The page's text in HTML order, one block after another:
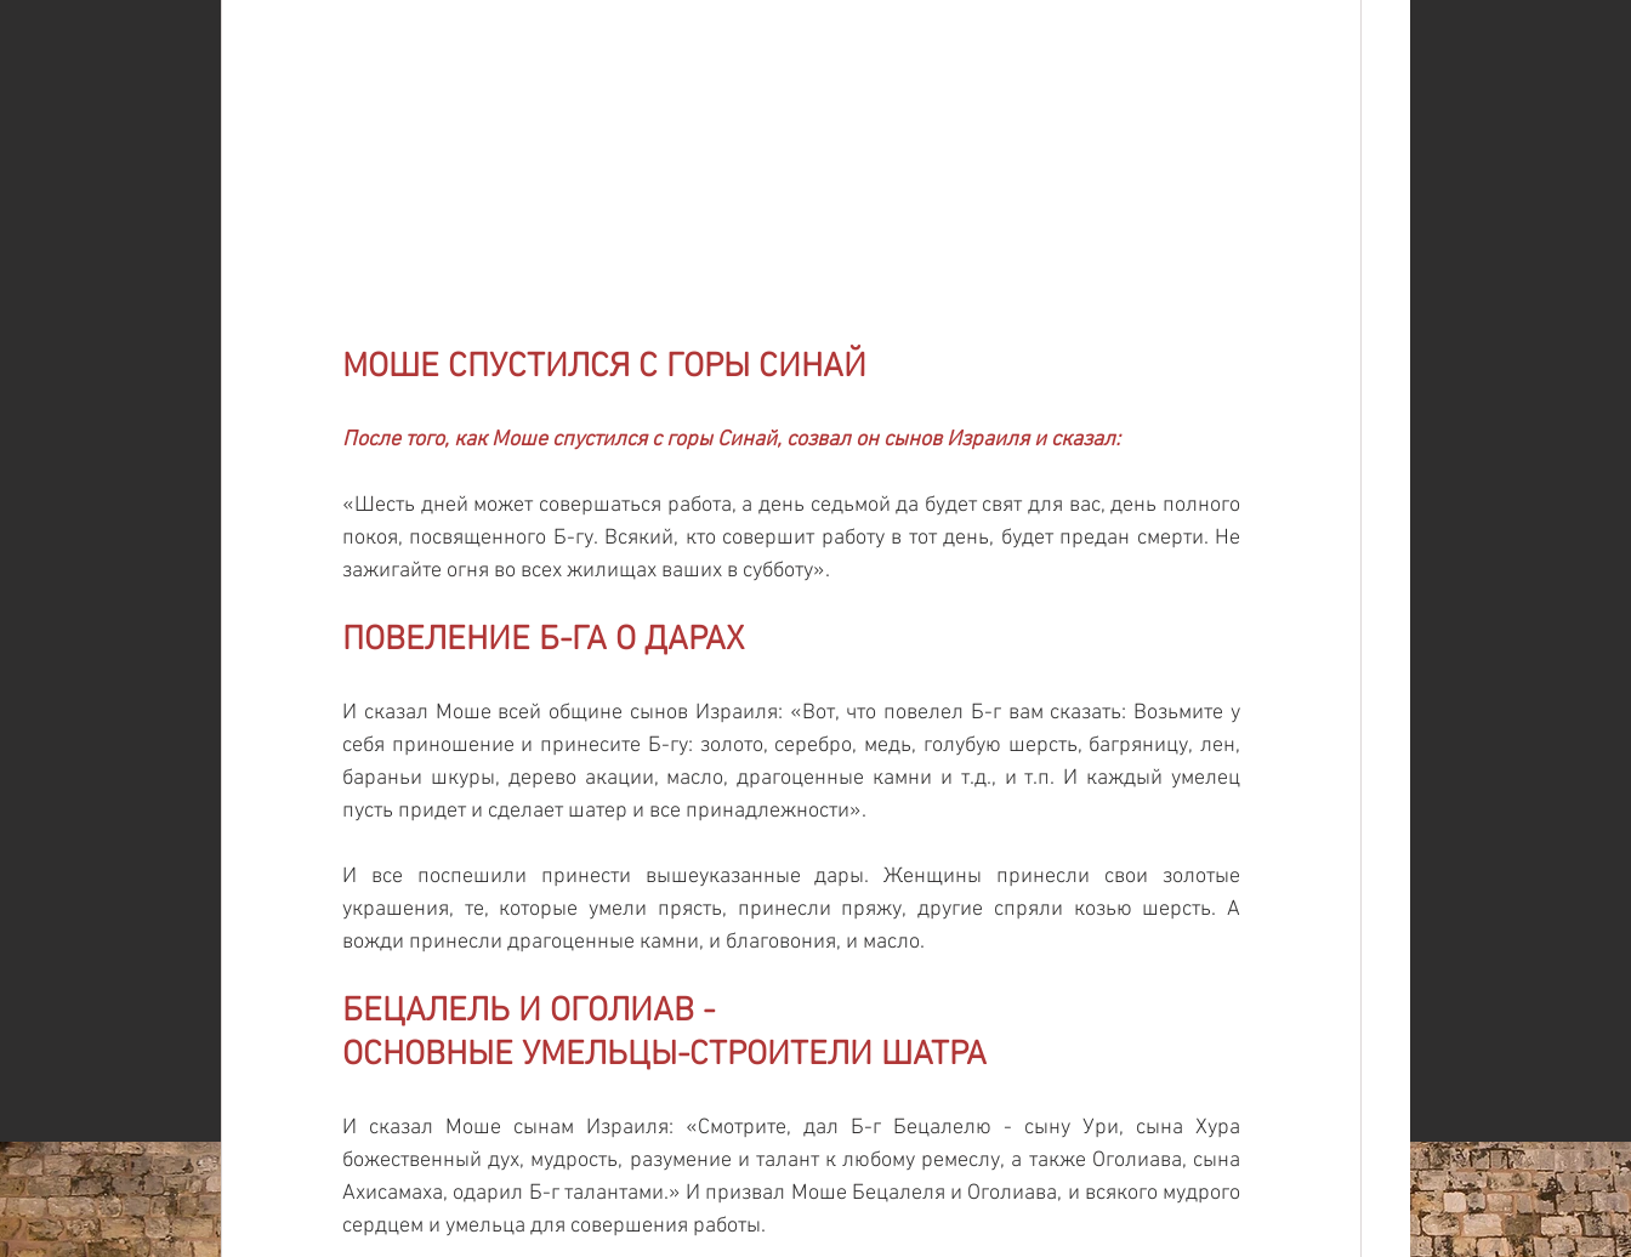
МОШЕ СПУСТИЛСЯ С ГОРЫ СИНАЙ
После того, как Моше спустился с горы Синай, созвал он сынов Израиля и сказал:
«Шесть дней может совершаться работа, а день седьмой да будет свят для вас, день полного
покоя, посвященного Б-гу. Всякий, кто совершит работу в тoт день, будет предан смерти. Не
зажигайте огня во всех жилищах ваших в субботу».
ПОВЕЛЕНИЕ Б-ГА О ДАРАХ
И сказал Моше всей общине сынов Израиля: «Вот, что повелел Б-г вам сказать: Возьмите у
себя приношение и принесите Б-гу: золото, серебро, медь, голубую шерсть, багряницу, лен,
бараньи шкуры, дерево акации, масло, драгоценные камни и т.д., и т.п. И каждый умелец
пусть придет и сделает шатер и все принадлежности».
И все поспешили принести вышеуказанные дары. Женщины принесли свои золотые
украшения, те, которые умели прясть, принесли пряжу, другие спряли козью шерсть. А
вожди принесли драгоценные камни, и благовония, и масло.
БЕЦАЛЕЛЬ И ОГОЛИАВ -
ОСНОВНЫЕ УМЕЛЬЦЫ-СТРОИТЕЛИ ШАТРА
И сказал Моше сынам Израиля: «Смотрите, дал Б-г Бецалелю - сыну Ури, сына Хура
божественный дух, мудрость, разумение и талант к любому ремеслу, а также Оголиава, сына
Ахисамаха, одарил Б-г талантами.» И призвал Моше Бецалеля и Оголиава, и всякого мудрого
сердцем и умельца для совершения работы.